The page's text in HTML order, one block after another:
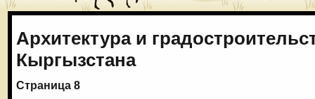
Архитектура и
Кыргызстана
Страница 8